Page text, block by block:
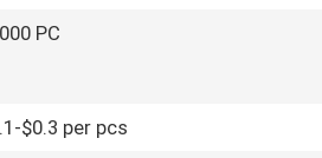
PC
$0.3 per pcs